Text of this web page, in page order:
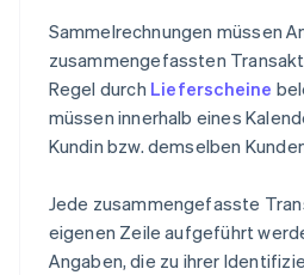
Sammelrechnungen müssen
zusammengefassten
Regel durch Lieferscheine
müssen innerhalb eines
Kundin bzw. demselben
Jede zusammengefasste
eigenen Zeile aufgeführt
Angaben, die zu ihrer